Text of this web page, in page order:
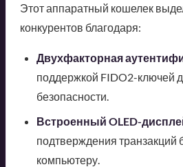
Этот аппаратный кошелек
конкурентов благодаря:
Двухфакторная
поддержкой FIDO2-ключей
безопасности.
Встроенный OLED-
подтверждения транзакций
компьютеру.